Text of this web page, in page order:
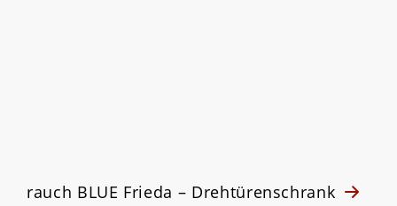
rauch BLUE Frieda – Drehtürenschrank